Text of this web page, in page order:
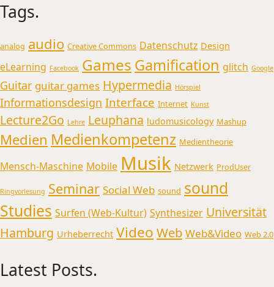
Tags.
analog audio Creative Commons Datenschutz Design
eLearning Facebook Games Gamification glitch Google
Guitar guitar games Hypermedia Hörspiel
Informationsdesign Interface Internet Kunst
Lecture2Go Lehre Leuphana ludomusicology Mashup
Medien Medienkompetenz Medientheorie
Mensch-Maschine Mobile Musik Netzwerk ProdUser
Ringvorlesung Seminar Social Web sound sound
Studies Surfen (Web-Kultur) Synthesizer Universität
Hamburg Urheberrecht Video Web Web&Video Web 2.0
Latest Posts.